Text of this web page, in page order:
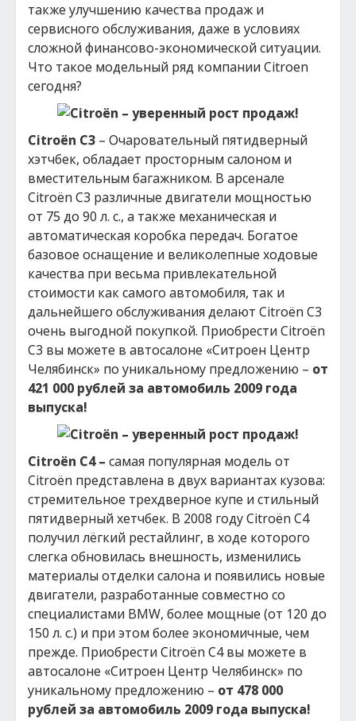
также улучшению качества продаж и
сервисного обслуживания, даже в условиях
сложной финансово-экономической ситуации.
Что такое модельный ряд компании Citroen
сегодня?
Citroёn С3 – Очаровательный пятидверный
хэтчбек, обладает просторным салоном и
вместительным багажником. В арсенале
Citroёn С3 различные двигатели мощностью
от 75 до 90 л. с., а также механическая и
автоматическая коробка передач. Богатое
базовое оснащение и великолепные ходовые
качества при весьма привлекательной
стоимости как самого автомобиля, так и
дальнейшего обслуживания делают Citroёn С3
очень выгодной покупкой. Приобрести Citroёn
С3 вы можете в автосалоне «Ситроен Центр
Челябинск» по уникальному предложению – от
421 000 рублей за автомобиль 2009 года
выпуска!
Citroёn С4 – самая популярная модель от
Citroёn представлена в двух вариантах кузова:
стремительное трехдверное купе и стильный
пятидверный хетчбек. В 2008 году Citroёn С4
получил лёгкий рестайлинг, в ходе которого
слегка обновилась внешность, изменились
материалы отделки салона и появились новые
двигатели, разработанные совместно со
специалистами BMW, более мощные (от 120 до
150 л. с.) и при этом более экономичные, чем
прежде. Приобрести Citroёn С4 вы можете в
автосалоне «Ситроен Центр Челябинск» по
уникальному предложению – от 478 000
рублей за автомобиль 2009 года выпуска!